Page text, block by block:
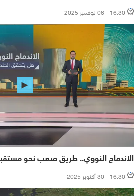
16:30 - 06 نوفمبر 2025
الاندماج النووي.. طريق صعب نحو
16:30 - 30 أكتوبر 2025